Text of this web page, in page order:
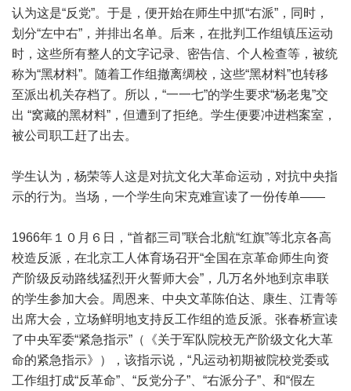
认为这是“反党”。于是，便开始在师生中抓“右派”，同时，
划分“左中右”，并排出名单。后来，在批判工作组镇压运动
时，这些所有整人的文字记录、密告信、个人检查等，被统
称为“黑材料”。随着工作组撤离绸校，这些“黑材料”也转移
至派出机关存档了。所以，“一一七”的学生要求“杨老鬼”交
出 “窝藏的黑材料”，但遭到了拒绝。学生便要冲进档案室，
被公司职工赶了出去。
学生认为，杨荣等人这是对抗文化大革命运动，对抗中央指
示的行为。当场，一个学生向宋克难宣读了一份传单——
1966年１０月６日，“首都三司”联合北航“红旗”等北京各高
校造反派，在北京工人体育场召开“全国在京革命师生向资
产阶级反动路线猛烈开火誓师大会”，几万名外地到京串联
的学生参加大会。周恩来、中央文革陈伯达、康生、江青等
出席大会，立场鲜明地支持反工作组的造反派。张春桥宣读
了中央军委“紧急指示”（《关于军队院校无产阶级文化大革
命的紧急指示》），该指示说，“凡运动初期被院校党委或
工作组打成“反革命”、“反党分子”、“右派分子”、和“假左